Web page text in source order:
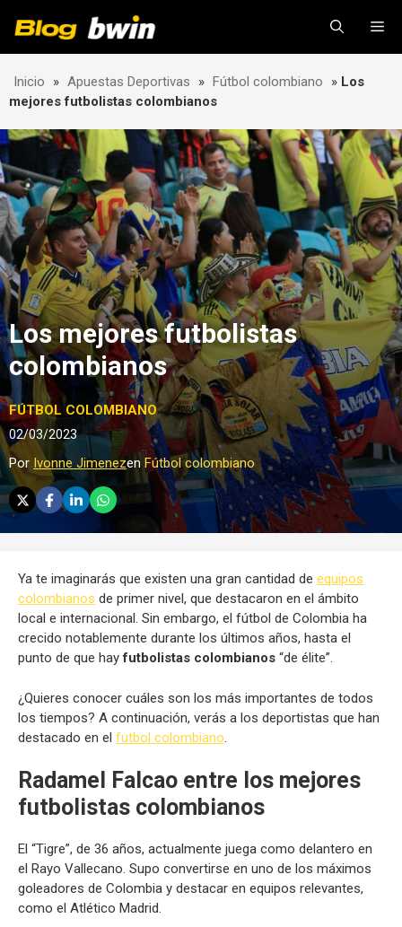
Inicio » Apuestas Deportivas » Fútbol colombiano » Los
mejores futbolistas colombianos
Los mejores futbolistas
colombianos
FÚTBOL COLOMBIANO
02/03/2023
Por Ivonne Jimenezen Fútbol colombiano
Ya te imaginarás que existen una gran cantidad de equipos
colombianos de primer nivel, que destacaron en el ámbito
local e internacional. Sin embargo, el fútbol de Colombia ha
crecido notablemente durante los últimos años, hasta el
punto de que hayfutbolistas colombianos “de élite”.
¿Quieres conocer cuáles son los más importantes de todos
los tiempos? A continuación, verás a los deportistas que han
destacado en el futbol colombiano
Radamel Falcao entre los mejores
futbolistas colombianos
El “Tigre”, de 36 años, actualmente juega como delantero en
el Rayo Vallecano. Supo convertirse en uno de los máximos
goleadores de Colombia y destacar en equipos relevantes,
como el Atlético Madrid.